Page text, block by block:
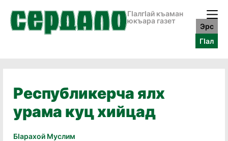
ГӀалгӀай къаман
юкъара газет
Эрс
ГӀал
Республикерча ялх
урама куц хийцад
Бӏарахой Муслим